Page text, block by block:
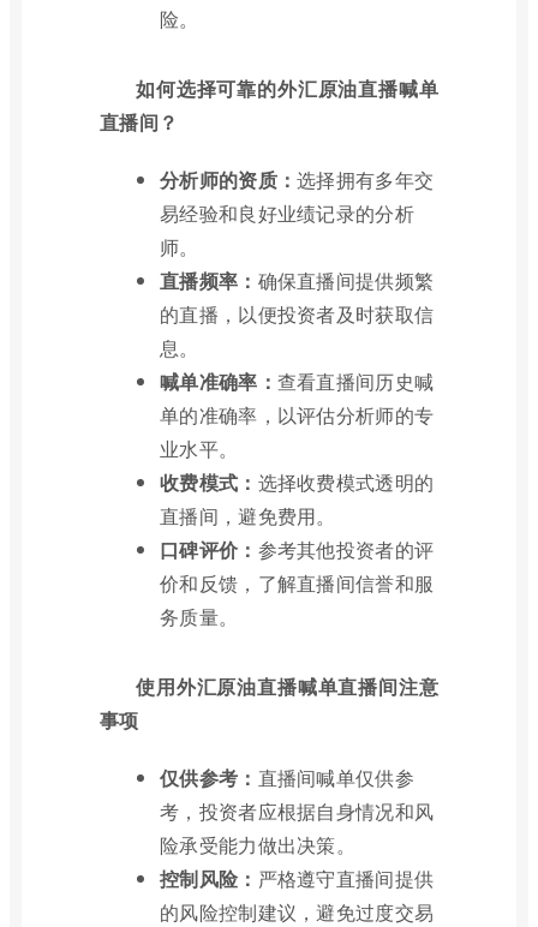
险。
如何选择可靠的外汇原油直播喊单
直播间？
分析师的资质：选择拥有多年交
易经验和良好业绩记录的分析
师。
直播频率： 确保直播间提供频繁
的直播，以便投资者及时获取信
息。
喊单准确率： 查看直播间历史喊
单的准确率，以评估分析师的专
业水平。
收费模式： 选择收费模式透明的
直播间，避免费用。
口碑评价： 参考其他投资者的评
价和反馈，了解直播间信誉和服
务质量。
使用外汇原油直播喊单直播间注意
事项
仅供参考： 直播间喊单仅供参
考，投资者应根据自身情况和风
险承受能力做出决策。
控制风险： 严格遵守直播间提供
的风险控制建议，避免过度交易